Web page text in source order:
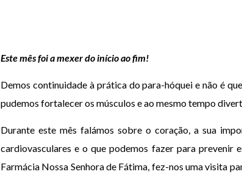
Este mês foi a mexer do início ao fim!
Demos continuidade à prática do para-hóquei e não é
pudemos fortalecer os músculos e ao mesmo tempo
Durante este mês falámos sobre o coração, a sua
cardiovasculares e o que podemos fazer para
Farmácia Nossa Senhora de Fátima, fez-nos uma visita